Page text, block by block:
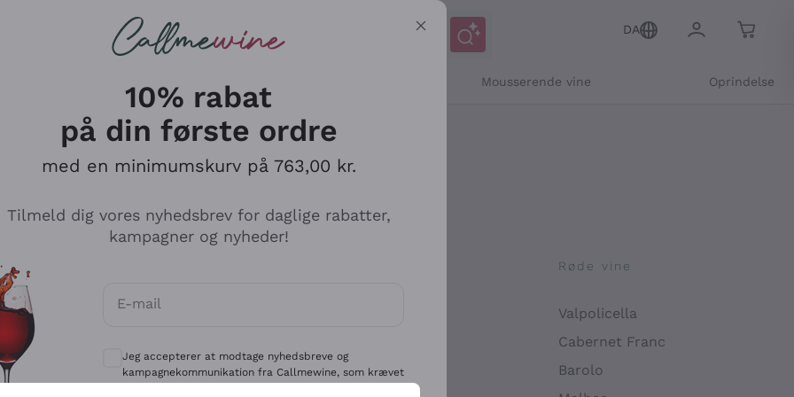
DA
Mousserende vine Oprindelse
Antinori
Ca' del Bosco
Gavi
Røde vine
Valpolicella
Cabernet Franc
Barolo
10% rabat
på din første ordre
med en minimumskurv på 763,00 kr.
Tilmeld dig vores nyhedsbrev for daglige rabatter,
kampagner og nyheder!
E-mail
Valgfrie samtykker for at modtage kommunikation og personlige tilbud
Jeg accepterer at modtage nyhedsbreve og
kampagnekommunikation fra Callmewine, som krævet